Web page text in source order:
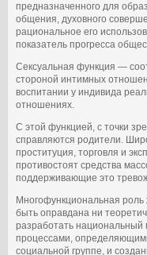
предназначенного для
общения, духовного
рациональное его
показатель прогресса
Сексуальная функция —
стороной интимных
воспитании у индивида
отношениях.
С этой функцией, с точки
справляются родители.
проституция, торговля и
противостоят средства
поддерживающие это
Многофункциональная
быть оправдана ни
разработать
процессами,
социальной группе, и